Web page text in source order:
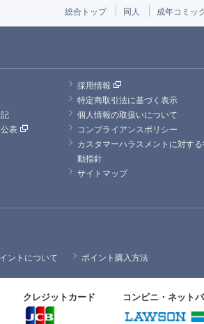
総合トップ 同人 成年コミッ
採用情報
特定商取引法に基づく表示
個人情報の取扱いについて
表
コンプライアンスポリシー
カスタマーハラスメントに対す
動指針
サイトマップ
ントについて ポイント購入方法
クレジットカード コンビニ・ネット